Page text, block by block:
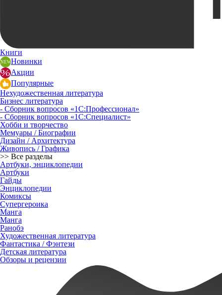
Книги
Новинки
Акции
Популярные
Нехудожественная литература
Бизнес литература
- Сборник вопросов «1С:Профессионал»
- Сборник вопросов «1С:Специалист»
Хобби и творчество
Мемуары / Биографии
Дизайн / Архитектура
Живопись / Графика
>> Все разделы
Артбуки, энциклопедии
Артбуки
Гайды
Энциклопедии
Комиксы
Супергероика
Манга
Манга
Ранобэ
Художественная литература
Фантастика / Фэнтези
Детская литература
Обзоры и рецензии